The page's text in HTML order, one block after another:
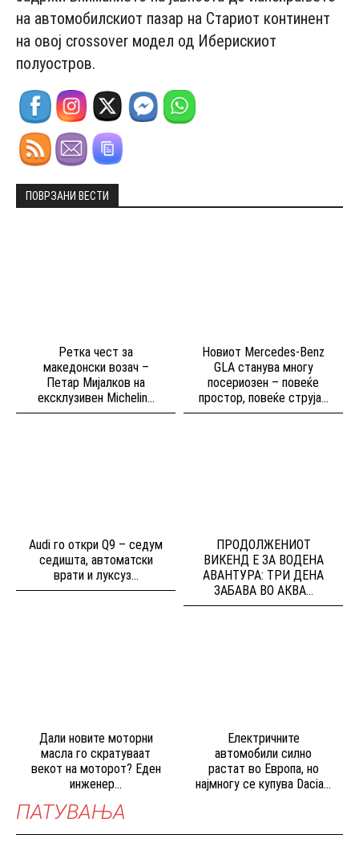
на автомобилскиот пазар на Стариот континент
на овој crossover модел од Иберискиот
полуостров.
ПОВРЗАНИ ВЕСТИ
Ретка чест за
македонски возач –
Петар Мијалков на
ексклузивен Michelin...
Новиот Mercedes-Benz
GLA станува многу
посериозен – повеќе
простор, повеќе струја...
Audi го откри Q9 – седум
седишта, автоматски
врати и луксуз...
ПРОДОЛЖЕНИОТ
ВИКЕНД Е ЗА ВОДЕНА
АВАНТУРА: ТРИ ДЕНА
ЗАБАВА ВО АКВА...
Дали новите моторни
масла го скратуваат
векот на моторот? Еден
инженер...
Електричните
автомобили силно
растат во Европа, но
најмногу се купува Dacia...
ПАТУВАЊА